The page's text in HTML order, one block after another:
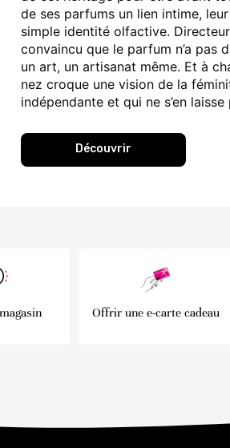
de ses parfums un lien intime,
simple identité olfactive.
convaincu que le parfum n’a pas
un art, un artisanat même. Et à
nez croque une vision de la
indépendante et qui ne s’en laisse
Découvrir
Offrir une e-carte cadeau